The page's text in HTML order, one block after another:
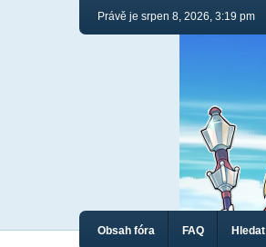
Právě je srpen 8, 2026, 3:19 pm
Obsah fóra FAQ Hledat